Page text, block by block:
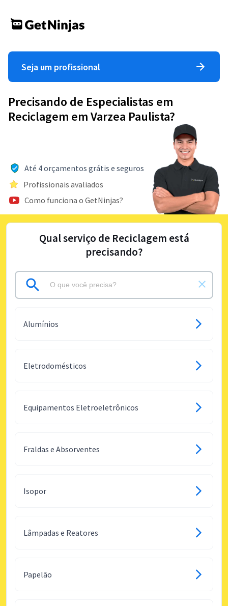
Seja um profissional
Precisando de Especialistas em
Reciclagem em Varzea Paulista?
Até 4 orçamentos grátis e seguros
Profissionais avaliados
Como funciona o GetNinjas?
Qual serviço de Reciclagem está
precisando?
Alumínios
Eletrodomésticos
Equipamentos Eletroeletrônicos
Fraldas e Absorventes
Isopor
Lâmpadas e Reatores
Papelão